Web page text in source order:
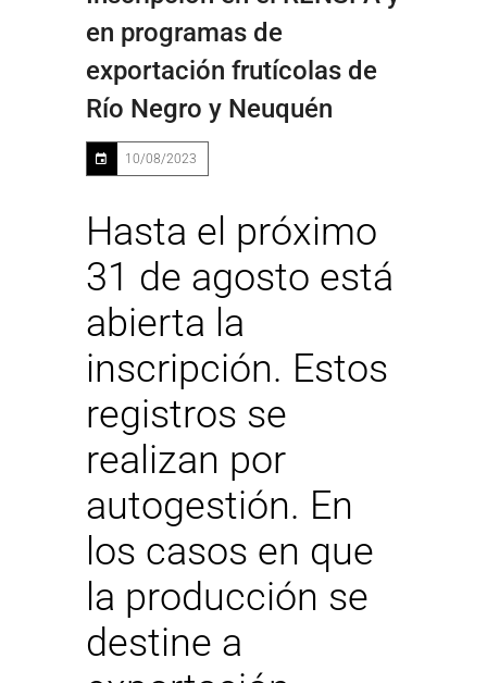
en programas de
exportación frutícolas de
Río Negro y Neuquén
10/08/2023
Hasta el próximo
31 de agosto está
abierta la
inscripción. Estos
registros se
realizan por
autogestión. En
los casos en que
la producción se
destine a